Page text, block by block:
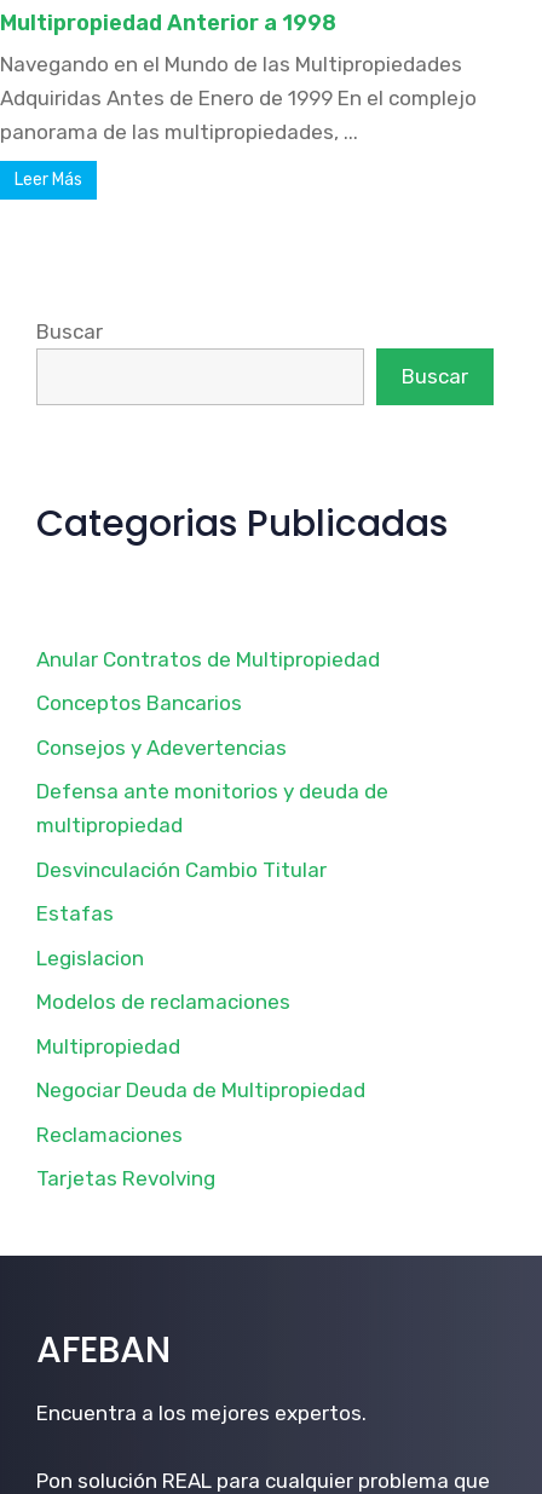
Multipropiedad Anterior a 1998
Navegando en el Mundo de las Multipropiedades
Adquiridas Antes de Enero de 1999 En el complejo
panorama de las multipropiedades, ...
Leer Más
Buscar
Buscar
Categorias Publicadas
Anular Contratos de Multipropiedad
Conceptos Bancarios
Consejos y Adevertencias
Defensa ante monitorios y deuda de
multipropiedad
Desvinculación Cambio Titular
Estafas
Legislacion
Modelos de reclamaciones
Multipropiedad
Negociar Deuda de Multipropiedad
Reclamaciones
Tarjetas Revolving
AFEBAN
Encuentra a los mejores expertos.
Pon solución REAL para cualquier problema que